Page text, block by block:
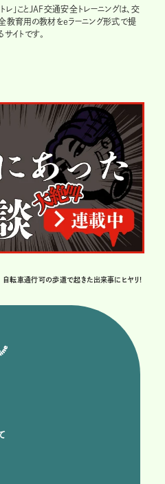
トレ」ことJAF交通安全トレーニングは、交
教育用の教材をeラーニング形式で提
サイトです。
自転車通行可の歩道で起きた出来事にヒヤリ!